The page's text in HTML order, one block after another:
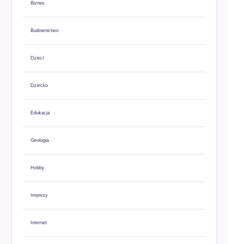
Biznes
Budownictwo
Dzieci
Dziecko
Edukacja
Geologia
Hobby
Imprezy
Internet